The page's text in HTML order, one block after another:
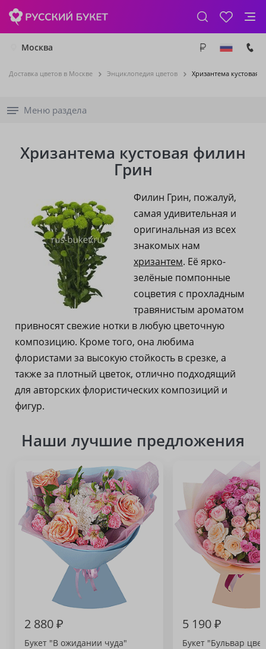
Москва
Доставка цветов в Москве Энциклопедия цветов Хризантема кустовая
Меню раздела
Хризантема кустовая филин
Грин
Филин Грин, пожалуй,
самая удивительная и
оригинальная из всех
знакомых нам
хризантем. Её ярко-
зелёные помпонные
соцветия с прохладным
травянистым ароматом
привносят свежие нотки в любую цветочную
композицию. Кроме того, она любима
флористами за высокую стойкость в срезке, а
также за плотный цветок, отлично подходящий
для авторских флористических композиций и
фигур.
Наши лучшие предложения
2 880 ₽
Букет "В ожидании чуда"
5 190 ₽
Букет "Бульвар